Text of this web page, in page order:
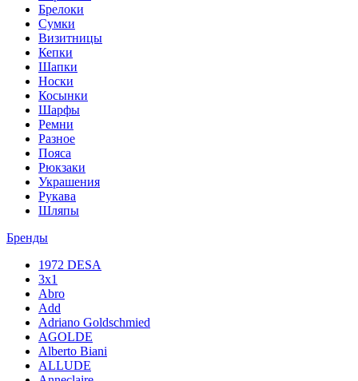
Брелоки
Сумки
Визитницы
Кепки
Шапки
Носки
Косынки
Шарфы
Ремни
Разное
Пояса
Рюкзаки
Украшения
Рукава
Шляпы
Бренды
1972 DESA
3x1
Abro
Add
Adriano Goldschmied
AGOLDE
Alberto Biani
ALLUDE